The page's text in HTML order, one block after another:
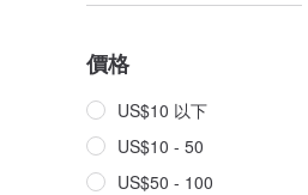
價格
US$10 以下
US$10 - 50
US$50 - 100